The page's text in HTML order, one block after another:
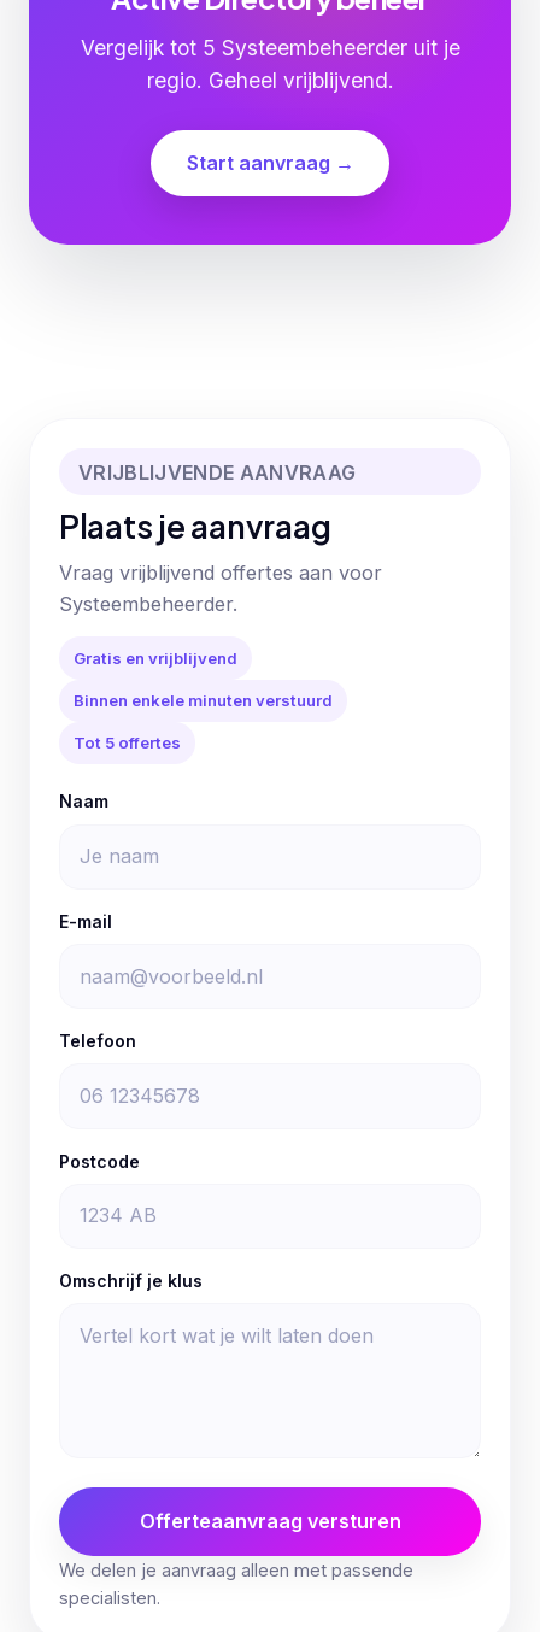
Vergelijk tot 5 Systeembeheerder uit je
regio. Geheel vrijblijvend.
Start aanvraag →
VRIJBLIJVENDE AANVRAAG
Plaats je aanvraag
Vraag vrijblijvend offertes aan voor
Systeembeheerder.
Gratis en vrijblijvend
Binnen enkele minuten verstuurd
Tot 5 offertes
Naam
E-mail
Telefoon
Postcode
Omschrijf je klus
Offerteaanvraag versturen
We delen je aanvraag alleen met passende
specialisten.